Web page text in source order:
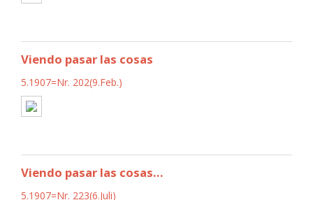
Viendo pasar las cosas
5.1907=Nr. 202(9.Feb.)
Viendo pasar las cosas...
5.1907=Nr. 223(6.Juli)